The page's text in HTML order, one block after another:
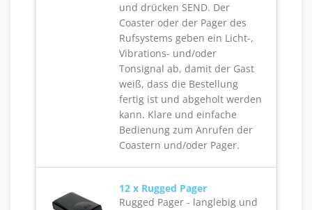
und drücken SEND. Der
Coaster oder der Pager des
Rufsystems geben ein Licht-,
Vibrations- und/oder
Tonsignal ab, damit der Gast
weiß, dass die Bestellung
fertig ist und abgeholt werden
kann. Klare und einfache
Bedienung zum Anrufen der
Coastern und/oder Pager.
12 x Rugged Pager
Rugged Pager - langlebig und